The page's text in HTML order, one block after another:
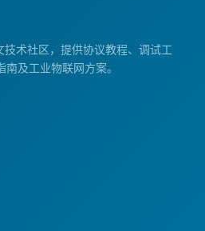
术社区，提供协议教程、调试工
及工业物联网方案。